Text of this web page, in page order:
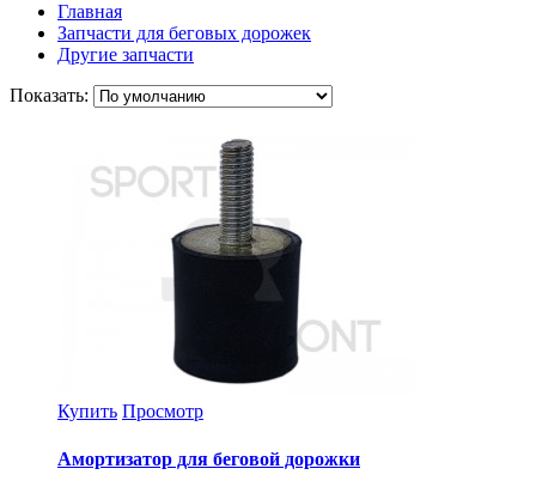
Главная
Запчасти для беговых дорожек
Другие запчасти
Показать:
Купить Просмотр
Амортизатор для беговой дорожки